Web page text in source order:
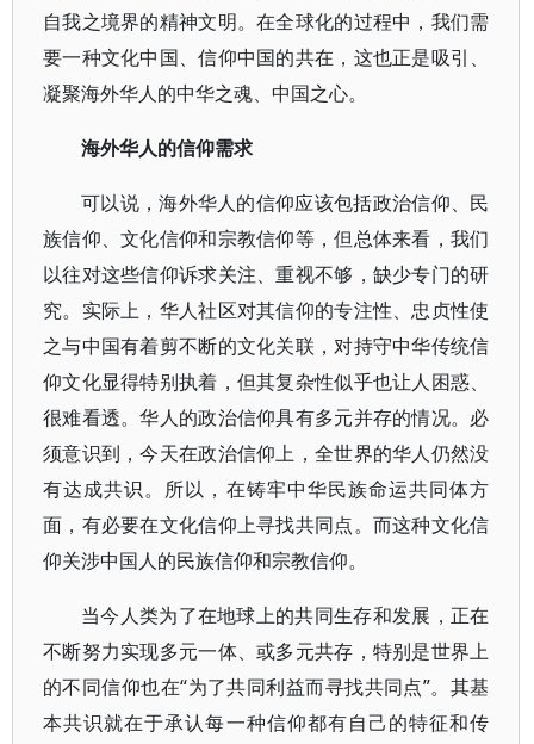
自我之境界的精神文明。在全球化的过程中，我们需
要一种文化中国、信仰中国的共在，这也正是吸引、
凝聚海外华人的中华之魂、中国之心。
海外华人的信仰需求
可以说，海外华人的信仰应该包括政治信仰、民
族信仰、文化信仰和宗教信仰等，但总体来看，我们
以往对这些信仰诉求关注、重视不够，缺少专门的研
究。实际上，华人社区对其信仰的专注性、忠贞性使
之与中国有着剪不断的文化关联，对持守中华传统信
仰文化显得特别执着，但其复杂性似乎也让人困惑、
很难看透。华人的政治信仰具有多元并存的情况。必
须意识到，今天在政治信仰上，全世界的华人仍然没
有达成共识。所以，在铸牢中华民族命运共同体方
面，有必要在文化信仰上寻找共同点。而这种文化信
仰关涉中国人的民族信仰和宗教信仰。
当今人类为了在地球上的共同生存和发展，正在
不断努力实现多元一体、或多元共存，特别是世界上
的不同信仰也在“为了共同利益而寻找共同点”。其基
本共识就在于承认每一种信仰都有自己的特征和传